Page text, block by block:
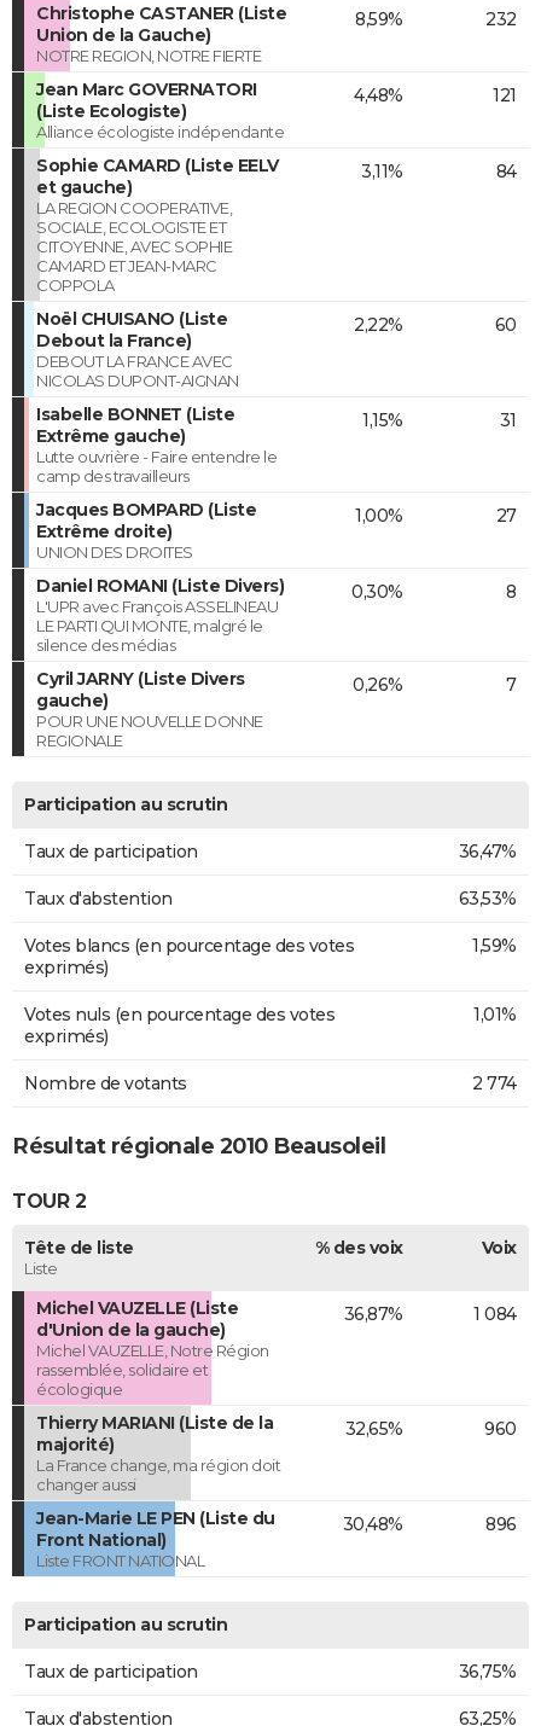
Christophe CASTANER (Liste
Union de la Gauche)
NOTRE REGION, NOTRE FIERTE
8,59% 232
Jean Marc GOVERNATORI
(Liste Ecologiste)
Alliance écologiste indépendante
4,48% 121
Sophie CAMARD (Liste EELV
et gauche)
LA REGION COOPERATIVE,
SOCIALE, ECOLOGISTE ET
CITOYENNE, AVEC SOPHIE
CAMARD ET JEAN-MARC
COPPOLA
3,11% 84
Noël CHUISANO (Liste
Debout la France)
DEBOUT LA FRANCE AVEC
NICOLAS DUPONT-AIGNAN
2,22% 60
Isabelle BONNET (Liste
Extrême gauche)
Lutte ouvrière - Faire entendre le
camp des travailleurs
1,15% 31
Jacques BOMPARD (Liste
Extrême droite)
UNION DES DROITES
1,00% 27
Daniel ROMANI (Liste Divers)
L'UPR avec François ASSELINEAU
LE PARTI QUI MONTE, malgré le
silence des médias
0,30% 8
Cyril JARNY (Liste Divers
gauche)
POUR UNE NOUVELLE DONNE
REGIONALE
0,26% 7
Participation au scrutin
Taux de participation 36,47%
Taux d'abstention 63,53%
Votes blancs (en pourcentage des votes
exprimés)
1,59%
Votes nuls (en pourcentage des votes
exprimés)
1,01%
Nombre de votants 2 774
Résultat régionale 2010 Beausoleil
TOUR 2
Tête de liste
Liste
% des voix Voix
Michel VAUZELLE (Liste
d'Union de la gauche)
Michel VAUZELLE, Notre Région
rassemblée, solidaire et
écologique
36,87% 1 084
Thierry MARIANI (Liste de la
majorité)
La France change, ma région doit
changer aussi
32,65% 960
Jean-Marie LE PEN (Liste du
Front National)
Liste FRONT NATIONAL
30,48% 896
Participation au scrutin
Taux de participation 36,75%
Taux d'abstention 63,25%